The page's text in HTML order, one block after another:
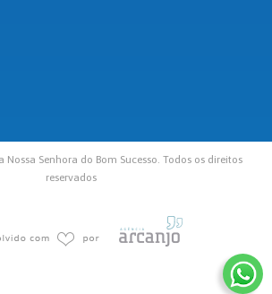
Senhora do Bom Sucesso. Todos os direitos
reservados